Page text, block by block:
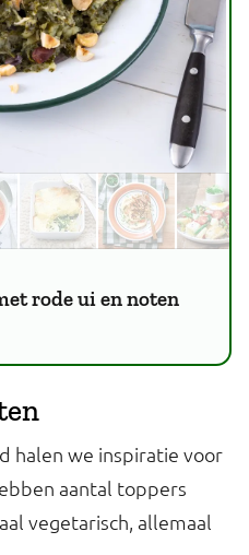
rode ui en noten
halen we inspiratie voor
aantal toppers
vegetarisch, allemaal